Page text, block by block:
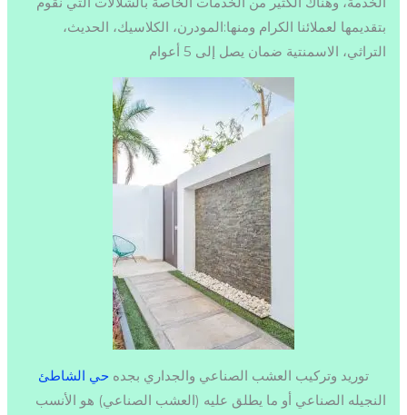
بتقديمها لعملائنا الكرام ومنها:المودرن، الكلاسيك، الحديث،
التراثي، الاسمنتية ضمان يصل إلى 5 أعوام
توريد وتركيب العشب الصناعي والجداري بجده حي الشاطئ
النجيله الصناعي أو ما يطلق عليه (العشب الصناعي) هو الأنسب